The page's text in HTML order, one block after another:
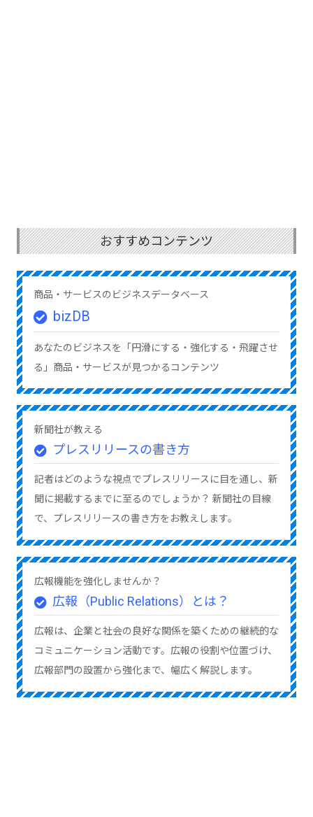
おすすめコンテンツ
商品・サービスのビジネスデータベース
bizDB
あなたのビジネスを「円滑にする・強化する・飛躍させ
る」商品・サービスが見つかるコンテンツ
新聞社が教える
プレスリリースの書き方
記者はどのような視点でプレスリリースに目を通し、新
聞に掲載するまでに至るのでしょうか？ 新聞社の目線
で、プレスリリースの書き方をお教えします。
広報機能を強化しませんか？
広報（Public Relations）とは？
広報は、企業と社会の良好な関係を築くための継続的な
コミュニケーション活動です。広報の役割や位置づけ、
広報部門の設置から強化まで、幅広く解説します。